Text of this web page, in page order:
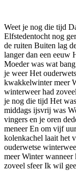
Weet je nog die tijd
Elfstedentocht nog
de ruiten Buiten lag
langer dan een eeuw
Moeder was wat
je weer Het
kwakkelwinter meer
winterweer had
je nog die tijd Het
middags ijsvrij was
vingers en je oren
meneer En om vijf
kolenkachel laait het
ouderwetse
meer Winter
zoveel sfeer Ik wil